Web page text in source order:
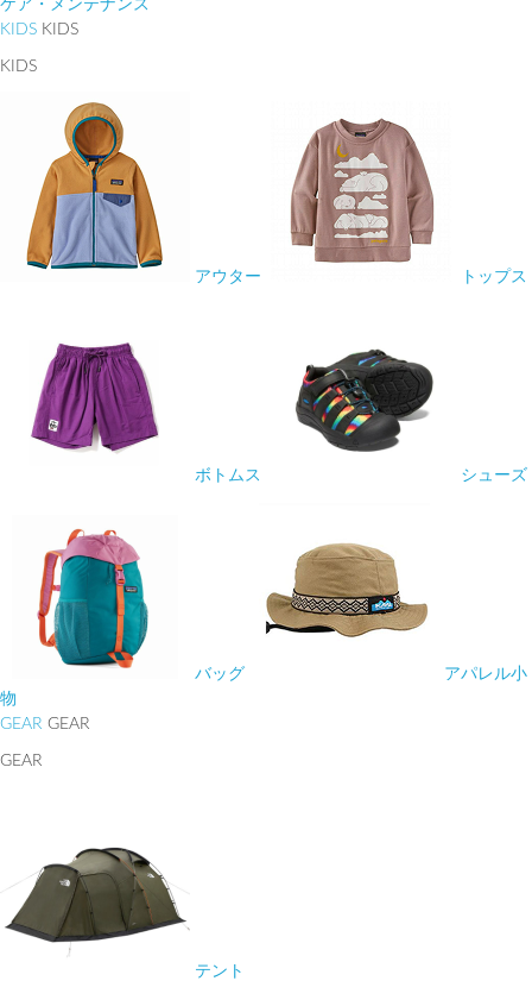
ケア・メンテナンス
KIDS KIDS
KIDS
アウター トップス
ボトムス シューズ
バッグ
アパレル小
物
GEAR GEAR
GEAR
テント